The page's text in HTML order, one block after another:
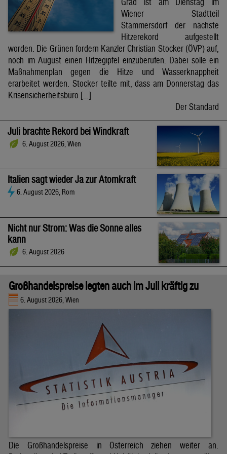
Wiener Stadtteil
Stammersdorf der nächste
Hitzerekord aufgestellt
worden. Die Grünen fordern Kanzler Christian Stocker (ÖVP) auf,
noch im August einen Hitzegipfel einzuberufen. Dabei solle ein
Maßnahmenplan gegen die Hitze und Wasserknappheit
erarbeitet werden. Stocker teilte mit, dass am Donnerstag das
Krisensicherheitsbüro […]
Der Standard
Juli brachte Rekord bei Windkraft
6. August 2026, Wien
Italien sagt wieder Ja zur Atomkraft
6. August 2026, Rom
Nicht nur Strom: Was die Sonne alles
kann
6. August 2026
Großhandelspreise legten auch im Juli kräftig zu
6. August 2026, Wien
Die Großhandelspreise in Österreich ziehen weiter an.